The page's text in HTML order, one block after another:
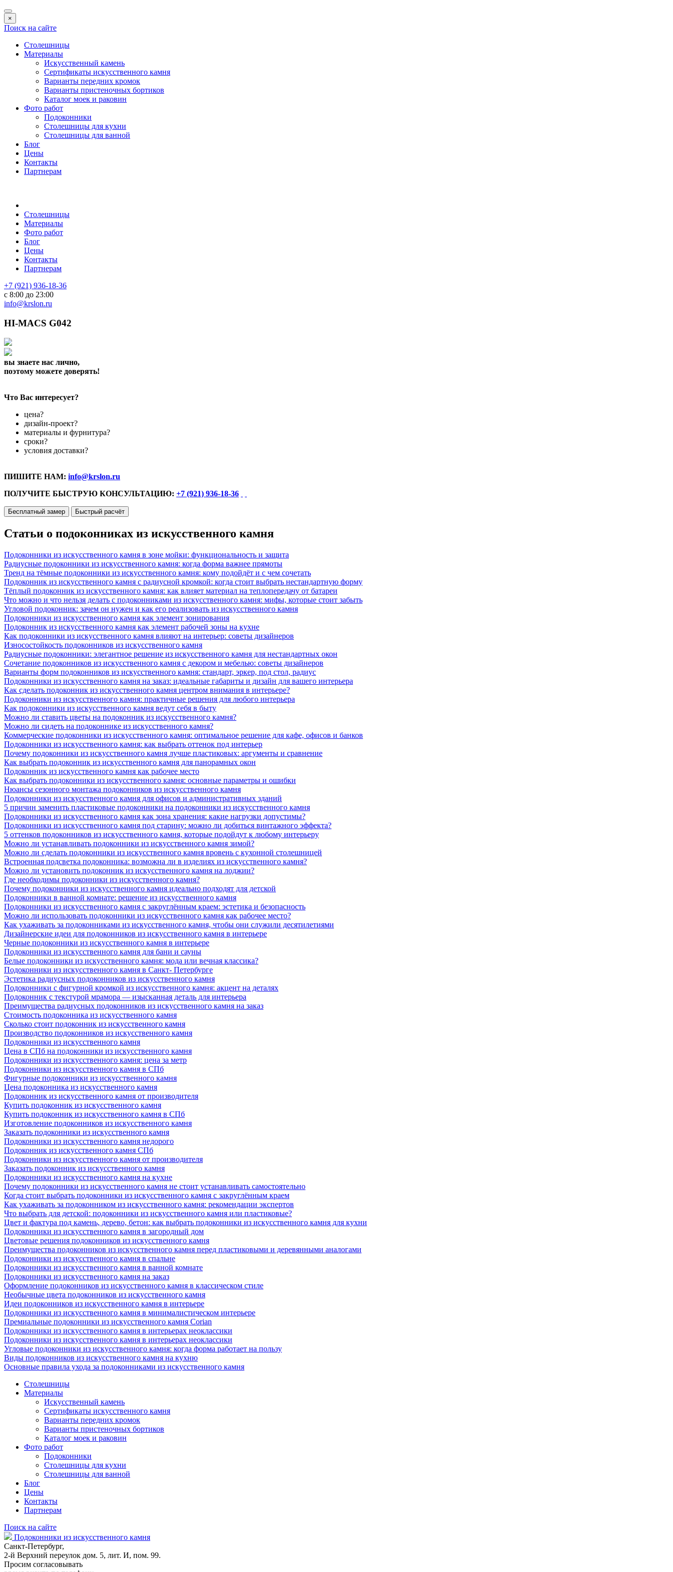
×
Поиск на сайте
Столешницы
Материалы
Искусственный камень
Сертификаты искусственного камня
Варианты передних кромок
Варианты пристеночных бортиков
Каталог моек и раковин
Фото работ
Подоконники
Столешницы для кухни
Столешницы для ванной
Блог
Цены
Контакты
Партнерам
Столешницы
Материалы
Фото работ
Блог
Цены
Контакты
Партнерам
+7 (921) 936-18-36
с 8:00 до 23:00
info@krslon.ru
HI-MACS G042
вы знаете нас лично,
поэтому можете доверять!
Что Вас интересует?
цена?
дизайн-проект?
материалы и фурнитура?
сроки?
условия доставки?
ПИШИТЕ НАМ: info@krslon.ru
ПОЛУЧИТЕ БЫСТРУЮ КОНСУЛЬТАЦИЮ: +7 (921) 936-18-36
Бесплатный замер Быстрый расчёт
Статьи о подоконниках из искусственного камня
Подоконники из искусственного камня в зоне мойки: функциональность и защита
Радиусные подоконники из искусственного камня: когда форма важнее прямоты
Тренд на тёмные подоконники из искусственного камня: кому подойдёт и с чем сочетать
Подоконник из искусственного камня с радиусной кромкой: когда стоит выбрать нестандартную форму
Тёплый подоконник из искусственного камня: как влияет материал на теплопередачу от батареи
Что можно и что нельзя делать с подоконниками из искусственного камня: мифы, которые стоит забыть
Угловой подоконник: зачем он нужен и как его реализовать из искусственного камня
Подоконники из искусственного камня как элемент зонирования
Подоконник из искусственного камня как элемент рабочей зоны на кухне
Как подоконники из искусственного камня влияют на интерьер: советы дизайнеров
Износостойкость подоконников из искусственного камня
Радиусные подоконники: элегантное решение из искусственного камня для нестандартных окон
Сочетание подоконников из искусственного камня с декором и мебелью: советы дизайнеров
Варианты форм подоконников из искусственного камня: стандарт, эркер, под стол, радиус
Подоконники из искусственного камня на заказ: идеальные габариты и дизайн для вашего интерьера
Как сделать подоконник из искусственного камня центром внимания в интерьере?
Подоконники из искусственного камня: практичные решения для любого интерьера
Как подоконники из искусственного камня ведут себя в быту
Можно ли ставить цветы на подоконник из искусственного камня?
Можно ли сидеть на подоконнике из искусственного камня?
Коммерческие подоконники из искусственного камня: оптимальное решение для кафе, офисов и банков
Подоконники из искусственного камня: как выбрать оттенок под интерьер
Почему подоконники из искусственного камня лучше пластиковых: аргументы и сравнение
Как выбрать подоконник из искусственного камня для панорамных окон
Подоконник из искусственного камня как рабочее место
Как выбрать подоконники из искусственного камня: основные параметры и ошибки
Нюансы сезонного монтажа подоконников из искусственного камня
Подоконники из искусственного камня для офисов и административных зданий
5 причин заменить пластиковые подоконники на подоконники из искусственного камня
Подоконники из искусственного камня как зона хранения: какие нагрузки допустимы?
Подоконники из искусственного камня под старину: можно ли добиться винтажного эффекта?
5 оттенков подоконников из искусственного камня, которые подойдут к любому интерьеру
Можно ли устанавливать подоконники из искусственного камня зимой?
Можно ли сделать подоконники из искусственного камня вровень с кухонной столешницей
Встроенная подсветка подоконника: возможна ли в изделиях из искусственного камня?
Можно ли установить подоконник из искусственного камня на лоджии?
Где необходимы подоконники из искусственного камня?
Почему подоконники из искусственного камня идеально подходят для детской
Подоконники в ванной комнате: решение из искусственного камня
Подоконники из искусственного камня с закруглённым краем: эстетика и безопасность
Можно ли использовать подоконники из искусственного камня как рабочее место?
Как ухаживать за подоконниками из искусственного камня, чтобы они служили десятилетиями
Дизайнерские идеи для подоконников из искусственного камня в интерьере
Черные подоконники из искусственного камня в интерьере
Подоконники из искусственного камня для бани и сауны
Белые подоконники из искусственного камня: мода или вечная классика?
Подоконники из искусственного камня в Санкт- Петербурге
Эстетика радиусных подоконников из искусственного камня
Подоконники с фигурной кромкой из искусственного камня: акцент на деталях
Подоконник с текстурой мрамора — изысканная деталь для интерьера
Преимущества радиусных подоконников из искусственного камня на заказ
Стоимость подоконника из искусственного камня
Сколько стоит подоконник из искусственного камня
Производство подоконников из искусственного камня
Подоконники из искусственного камня
Цена в СПб на подоконники из искусственного камня
Подоконники из искусственного камня: цена за метр
Подоконники из искусственного камня в СПб
Фигурные подоконники из искусственного камня
Цена подоконника из искусственного камня
Подоконник из искусственного камня от производителя
Купить подоконник из искусственного камня
Купить подоконник из искусственного камня в СПб
Изготовление подоконников из искусственного камня
Заказать подоконники из искусственного камня
Подоконники из искусственного камня недорого
Подоконник из искусственного камня СПб
Подоконники из искусственного камня от производителя
Заказать подоконник из искусственного камня
Подоконники из искусственного камня на кухне
Почему подоконники из искусственного камня не стоит устанавливать самостоятельно
Когда стоит выбрать подоконники из искусственного камня с закруглённым краем
Как ухаживать за подоконником из искусственного камня: рекомендации экспертов
Что выбрать для детской: подоконники из искусственного камня или пластиковые?
Цвет и фактура под камень, дерево, бетон: как выбрать подоконники из искусственного камня для кухни
Подоконники из искусственного камня в загородный дом
Цветовые решения подоконников из искусственного камня
Преимущества подоконников из искусственного камня перед пластиковыми и деревянными аналогами
Подоконники из искусственного камня в спальне
Подоконники из искусственного камня в ванной комнате
Подоконники из искусственного камня на заказ
Оформление подоконников из искусственного камня в классическом стиле
Необычные цвета подоконников из искусственного камня
Идеи подоконников из искусственного камня в интерьере
Подоконники из искусственного камня в минималистическом интерьере
Премиальные подоконники из искусственного камня Corian
Подоконники из искусственного камня в интерьерах неоклассики
Подоконники из искусственного камня в интерьерах неоклассики
Угловые подоконники из искусственного камня: когда форма работает на пользу
Виды подоконников из искусственного камня на кухню
Основные правила ухода за подоконниками из искусственного камня
Столешницы
Материалы
Искусственный камень
Сертификаты искусственного камня
Варианты передних кромок
Варианты пристеночных бортиков
Каталог моек и раковин
Фото работ
Подоконники
Столешницы для кухни
Столешницы для ванной
Блог
Цены
Контакты
Партнерам
Поиск на сайте
Подоконники из искусственного камня
Санкт-Петербург,
2-й Верхний переулок дом. 5, лит. И, пом. 99.
Просим согласовывать